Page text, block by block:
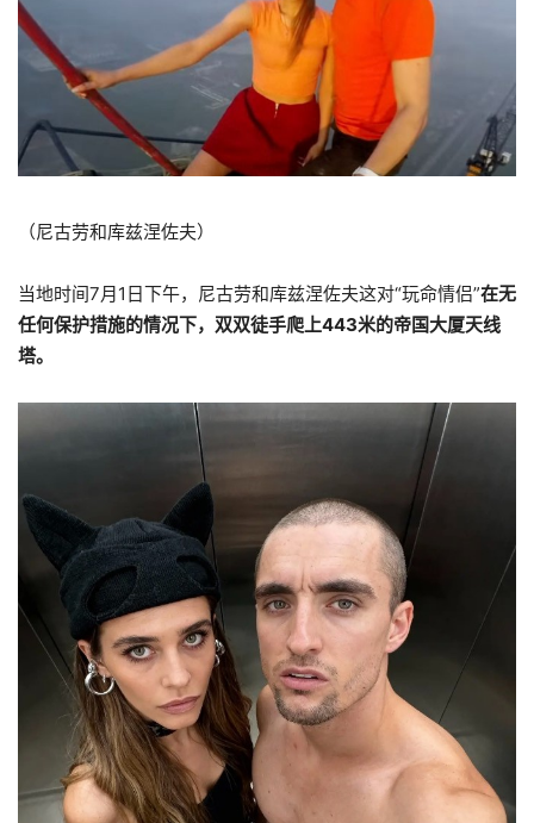
（尼古劳和库兹涅佐夫）
当地时间7月1日下午，尼古劳和库兹涅佐夫这对“玩命情侣”在无
任何保护措施的情况下，双双徒手爬上443米的帝国大厦天线
塔。